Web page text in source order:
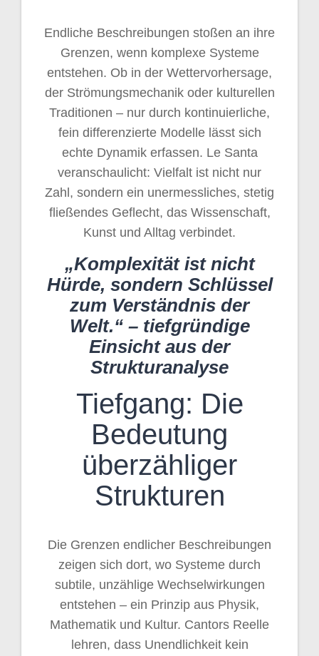
Endliche Beschreibungen stoßen an ihre
Grenzen, wenn komplexe Systeme
entstehen. Ob in der Wettervorhersage,
der Strömungsmechanik oder kulturellen
Traditionen – nur durch kontinuierliche,
fein differenzierte Modelle lässt sich
echte Dynamik erfassen. Le Santa
veranschaulicht: Vielfalt ist nicht nur
Zahl, sondern ein unermessliches, stetig
fließendes Geflecht, das Wissenschaft,
Kunst und Alltag verbindet.
„Komplexität ist nicht
Hürde, sondern Schlüssel
zum Verständnis der
Welt.“ – tiefgründige
Einsicht aus der
Strukturanalyse
Tiefgang: Die
Bedeutung
überzähliger
Strukturen
Die Grenzen endlicher Beschreibungen
zeigen sich dort, wo Systeme durch
subtile, unzählige Wechselwirkungen
entstehen – ein Prinzip aus Physik,
Mathematik und Kultur. Cantors Reelle
lehren, dass Unendlichkeit kein